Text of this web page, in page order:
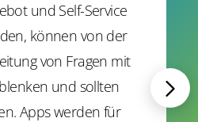
und Self-Service
können von der
von Fragen mit
und sollten
Apps werden für